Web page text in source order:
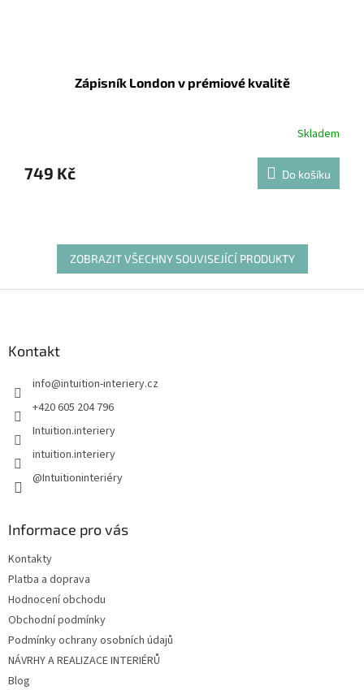
Zápisník London v prémiové kvalitě
Skladem
749 Kč Do košíku
ZOBRAZIT VŠECHNY SOUVISEJÍCÍ PRODUKTY
Kontakt
info@intuition-interiery.cz
+420 605 204 796
Intuition.interiery
intuition.interiery
@Intuitioninteriéry
Informace pro vás
Kontakty
Platba a doprava
Hodnocení obchodu
Obchodní podmínky
Podmínky ochrany osobních údajů
NÁVRHY A REALIZACE INTERIÉRŮ
Blog